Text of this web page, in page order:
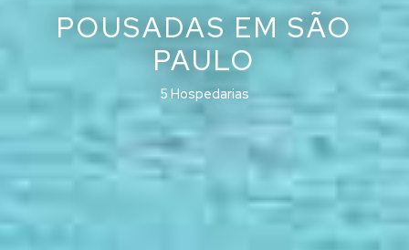
POUSADAS EM SÃO
PAULO
5 Hospedarias